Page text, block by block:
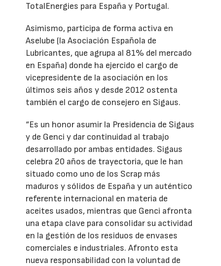
TotalEnergies para España y Portugal.
Asimismo, participa de forma activa en
Aselube (la Asociación Española de
Lubricantes, que agrupa al 81% del mercado
en España) donde ha ejercido el cargo de
vicepresidente de la asociación en los
últimos seis años y desde 2012 ostenta
también el cargo de consejero en Sigaus.
“Es un honor asumir la Presidencia de Sigaus
y de Genci y dar continuidad al trabajo
desarrollado por ambas entidades. Sigaus
celebra 20 años de trayectoria, que le han
situado como uno de los Scrap más
maduros y sólidos de España y un auténtico
referente internacional en materia de
aceites usados, mientras que Genci afronta
una etapa clave para consolidar su actividad
en la gestión de los residuos de envases
comerciales e industriales. Afronto esta
nueva responsabilidad con la voluntad de